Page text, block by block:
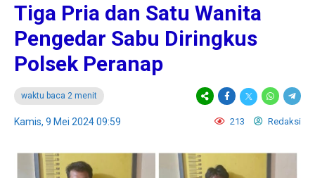
Tiga Pria dan Satu Wanita
Pengedar Sabu Diringkus
Polsek Peranap
waktu baca 2 menit
Kamis, 9 Mei 2024 09:59 213 Redaksi